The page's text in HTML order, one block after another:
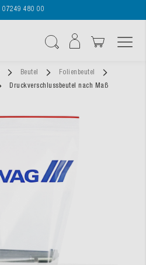
07249 480 00
Beutel
Folienbeutel
Druckverschlussbeutel nach Maß